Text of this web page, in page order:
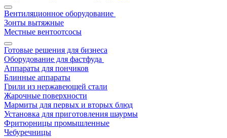
Вентиляционное оборудование
Зонты вытяжные
Местные вентоотсосы
Готовые решения для бизнеса
Оборудование для фастфуда
Аппараты для пончиков
Блинные аппараты
Грили из нержавеющей стали
Жарочные поверхности
Мармиты для первых и вторых блюд
Установка для приготовления шаурмы
Фритюрницы промышленные
Чебуречницы